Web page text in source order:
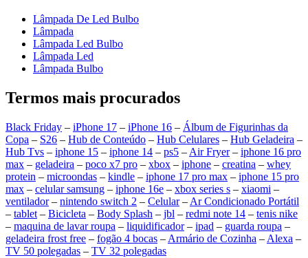
Lâmpada De Led Bulbo
Lâmpada
Lâmpada Led Bulbo
Lâmpada Led
Lâmpada Bulbo
Termos mais procurados
Black Friday – iPhone 17 – iPhone 16 – Álbum de Figurinhas da
Copa – S26 – Hub de Conteúdo – Hub Celulares – Hub Geladeira –
Hub Tvs – iphone 15 – iphone 14 – ps5 – Air Fryer– iphone 16 pro
max – geladeira – poco x7 pro – xbox – iphone – creatina – whey
protein – microondas – kindle – iphone 17 pro max – iphone 15 pro
max – celular samsung – iphone 16e – xbox series s – xiaomi –
ventilador– nintendo switch 2 – Celular– Ar Condicionado Portátil
– tablet – Bicicleta – Body Splash – jbl – redmi note 14 – tenis nike
– maquina de lavar roupa – liquidificador– ipad – guarda roupa –
geladeira frost free – fogão 4 bocas – Armário de Cozinha – Alexa –
TV 50 polegadas – TV 32 polegadas